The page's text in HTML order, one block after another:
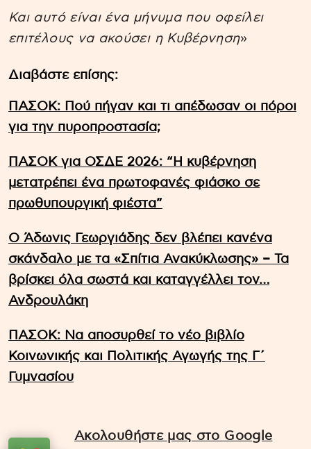
Και αυτό είναι ένα μήνυμα που οφείλει
επιτέλους να ακούσει η Κυβέρνηση»
Διαβάστε επίσης:
ΠΑΣΟΚ: Πού πήγαν και τι απέδωσαν οι πόροι
για την πυροπροστασία;
ΠΑΣΟΚ για ΟΣΔΕ 2026: “Η κυβέρνηση
μετατρέπει ένα πρωτοφανές φιάσκο σε
πρωθυπουργική φιέστα”
Ο Άδωνις Γεωργιάδης δεν βλέπει κανένα
σκάνδαλο με τα «Σπίτια Ανακύκλωσης» – Τα
βρίσκει όλα σωστά και καταγγέλλει τον…
Ανδρουλάκη
ΠΑΣΟΚ: Να αποσυρθεί το νέο βιβλίο
Κοινωνικής και Πολιτικής Αγωγής της Γ΄
Γυμνασίου
Ακολουθήστε μας στο Google